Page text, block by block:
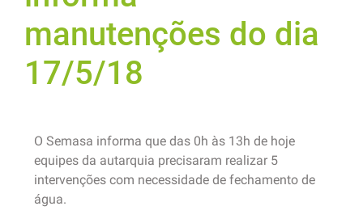
manutenções do dia
17/5/18
O Semasa informa que das 0h às 13h de hoje
equipes da autarquia precisaram realizar 5
intervenções com necessidade de fechamento de
água.